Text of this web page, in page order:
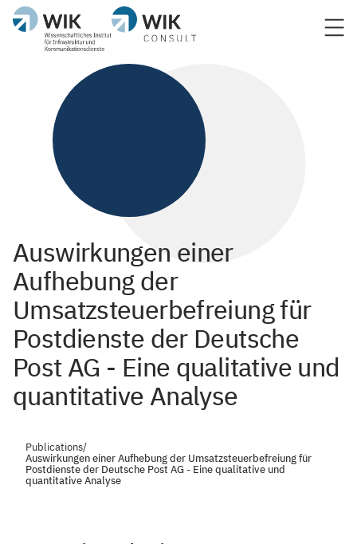
Auswirkungen einer
Aufhebung der
Umsatzsteuerbefreiung für
Postdienste der Deutsche
Post AG - Eine qualitative und
quantitative Analyse
Publications/
Auswirkungen einer Aufhebung der Umsatzsteuerbefreiung für
Postdienste der Deutsche Post AG - Eine qualitative und
quantitative Analyse